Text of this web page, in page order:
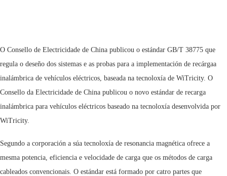
O Consello de Electricidade de China publicou o estándar GB/T 38775 que
regula o deseño dos sistemas e as probas para a implementación de recárgaa
inalámbrica de vehículos eléctricos, baseada na tecnoloxía de WiTricity. O
Consello da Electricidade de China publicou o novo estándar de recarga
inalámbrica para vehículos eléctricos baseado na tecnoloxía desenvolvida por
WiTricity.
Segundo a corporación a súa tecnoloxía de resonancia magnética ofrece a
mesma potencia, eficiencia e velocidade de carga que os métodos de carga
cableados convencionais. O estándar está formado por catro partes que